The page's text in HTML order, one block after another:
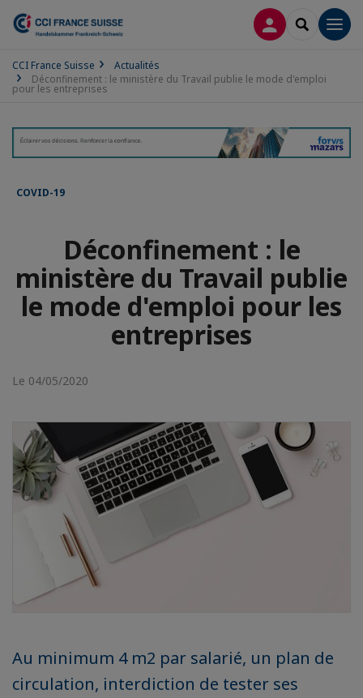
CONNEXION
CCI France Suisse
Actualités
Déconfinement : le ministère du Travail publie le mode d'emploi
pour les entreprises
COVID-19
Déconfinement : le
ministère du Travail publie
le mode d'emploi pour les
entreprises
Le 04/05/2020
Au minimum 4 m2 par salarié, un plan de
circulation, interdiction de tester ses